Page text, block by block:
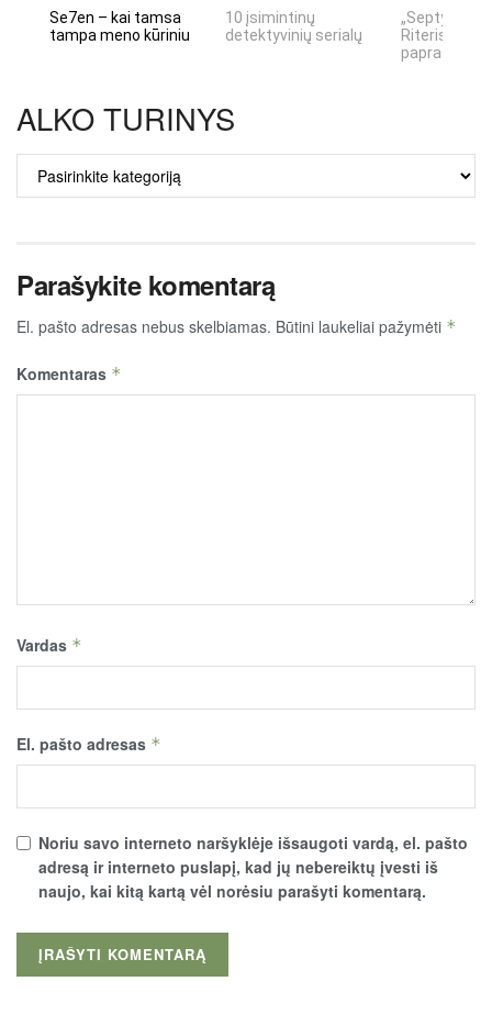
Se7en – kai tamsa
tampa meno kūriniu
10 įsimintinų
detektyvinių serialų
„Septynių
Riteris" – kai
ALKO TURINYS
ALKO
TURINYS
Parašykite komentarą
El. pašto adresas nebus skelbiamas. Būtini laukeliai pažymėti *
Komentaras *
Vardas *
El. pašto adresas *
Noriu savo interneto naršyklėje išsaugoti vardą, el. pašto
adresą ir interneto puslapį, kad jų nebereiktų įvesti iš
naujo, kai kitą kartą vėl norėsiu parašyti komentarą.